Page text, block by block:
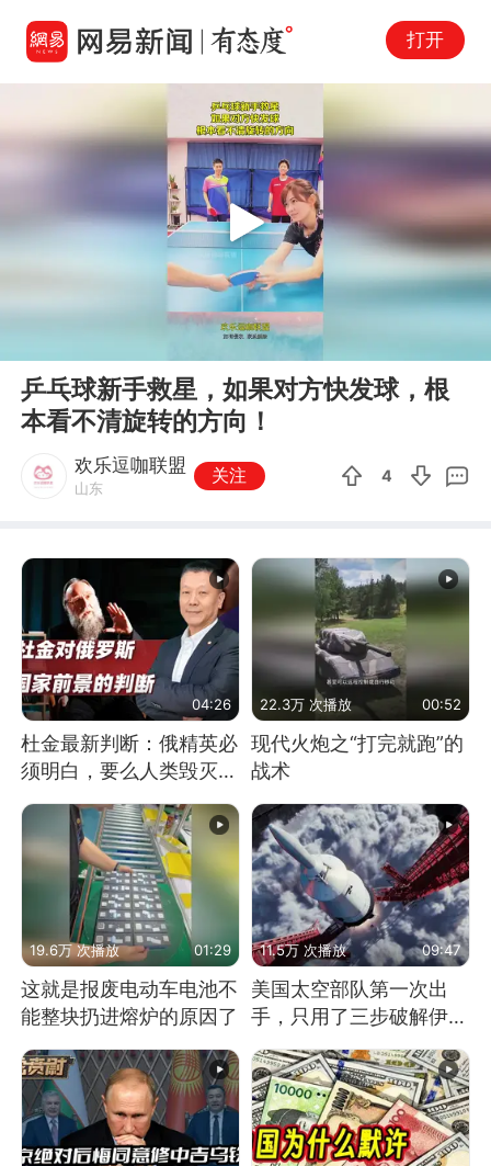
打开
Play
乒乓球新手救星，如果对方快发球，根
本看不清旋转的方向！
欢乐逗咖联盟
山东
关注 4
04:26
杜金最新判断：俄精英必
须明白，要么人类毁灭，
要么俄毁灭
22.3万 次播放 00:52
现代火炮之“打完就跑”的
战术
19.6万 次播放 01:29
这就是报废电动车电池不
能整块扔进熔炉的原因了
11.5万 次播放 09:47
美国太空部队第一次出
手，只用了三步破解伊朗